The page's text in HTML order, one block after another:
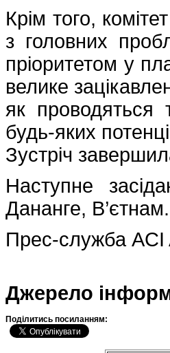
Крім того,
з головних
пріоритетом у
велике
як проводяться
будь-яких
Зустріч
Наступне
Дананге,
Прес-служба
Джерело
Подiлитись посиланням: